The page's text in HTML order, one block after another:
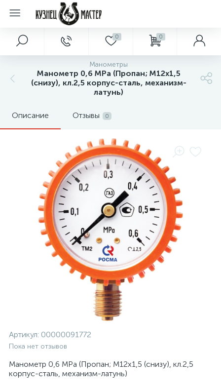
0 0
Манометры
Манометр 0,6 MPa (Пропан; М12х1,5
(снизу), кл.2,5 корпус-сталь, механизм-
латунь)
Описание Отзывы 0
Артикул: 00000091772
Пока нет отзывов
Манометр 0,6 MPa (Пропан; М12х1,5 (снизу), кл.2,5
корпус-сталь, механизм-латунь)